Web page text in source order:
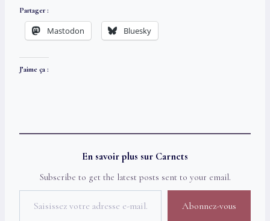
Partager :
Mastodon Bluesky
J’aime ça :
En savoir plus sur Carnets
Subscribe to get the latest posts sent to your email.
Saisissez votre adresse e-mail…
Abonnez-vous